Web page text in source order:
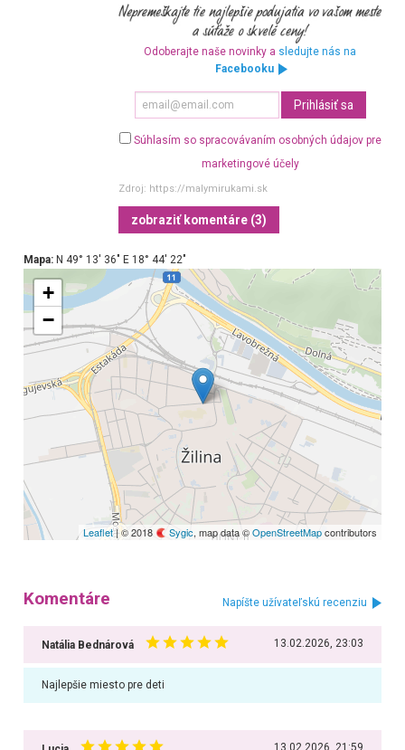
Odoberajte naše novinky a sledujte nás na
Facebooku
Súhlasím so spracovávaním osobných údajov pre
marketingové účely
Zdroj: https://malymirukami.sk
zobraziť komentáre (3)
Mapa:N 49° 13′ 36″ E 18° 44′ 22″
+
−
Leaflet| © 2018 Sygic, map data ©OpenStreetMapcontributors
Komentáre Napíšte užívateľskú recenziu
Natália Bednárová 13.02.2026, 23:03
Najlepšie miesto pre deti
13.02.2026, 21:59